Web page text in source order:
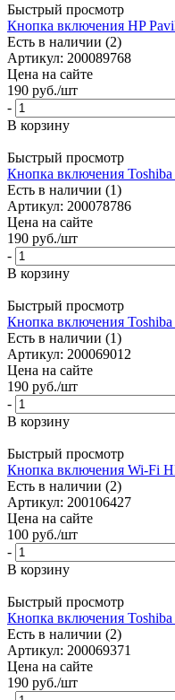
Быстрый просмотр
Кнопка включения HP
Есть в наличии (2)
Артикул: 200089768
Цена на сайте
190 руб./шт
-
В корзину
Быстрый просмотр
Кнопка включения
Есть в наличии (1)
Артикул: 200078786
Цена на сайте
190 руб./шт
-
В корзину
Быстрый просмотр
Кнопка включения
Есть в наличии (1)
Артикул: 200069012
Цена на сайте
190 руб./шт
-
В корзину
Быстрый просмотр
Кнопка включения Wi-Fi
Есть в наличии (2)
Артикул: 200106427
Цена на сайте
100 руб./шт
-
В корзину
Быстрый просмотр
Кнопка включения
Есть в наличии (2)
Артикул: 200069371
Цена на сайте
190 руб./шт